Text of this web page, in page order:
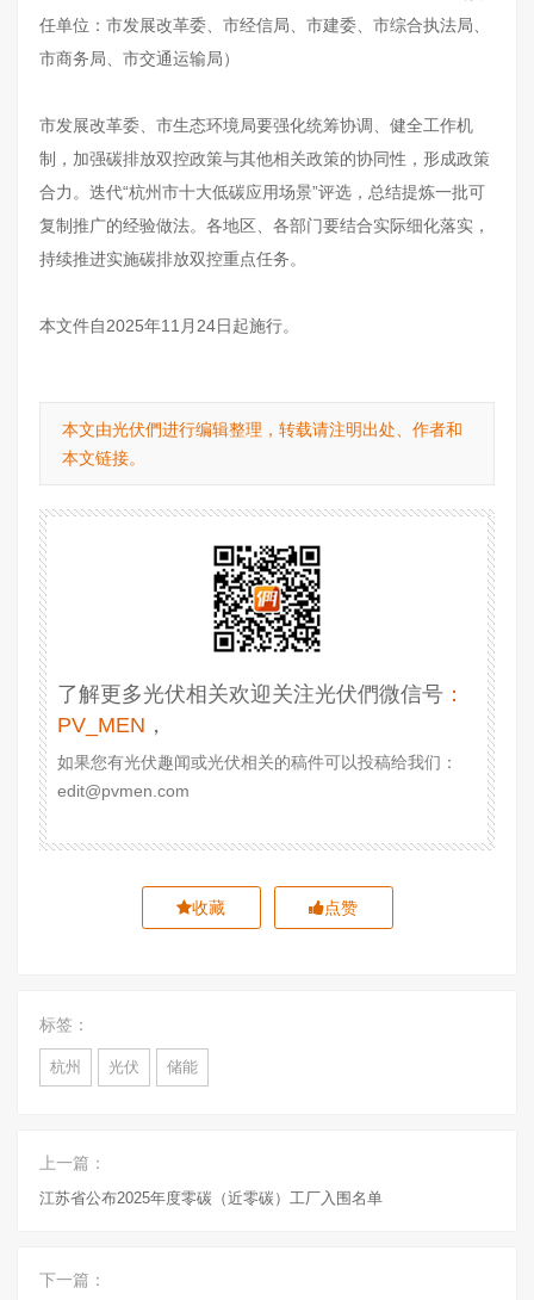
任单位：市发展改革委、市经信局、市建委、市综合执法局、
市商务局、市交通运输局）
市发展改革委、市生态环境局要强化统筹协调、健全工作机
制，加强碳排放双控政策与其他相关政策的协同性，形成政策
合力。迭代“杭州市十大低碳应用场景”评选，总结提炼一批可
复制推广的经验做法。各地区、各部门要结合实际细化落实，
持续推进实施碳排放双控重点任务。
本文件自2025年11月24日起施行。
本文由光伏們进行编辑整理，转载请注明出处、作者和
本文链接。
了解更多光伏相关欢迎关注光伏們微信号 ：
PV_MEN ，
如果您有光伏趣闻或光伏相关的稿件可以投稿给我们：
edit@pvmen.com
收藏 点赞
标签：
杭州 光伏 储能
上一篇：
江苏省公布2025年度零碳（近零碳）工厂入围名单
下一篇：